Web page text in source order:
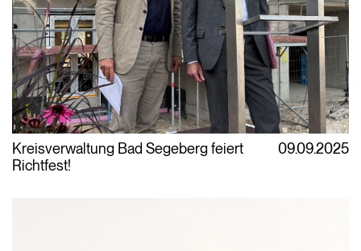
Kreisverwaltung Bad Segeberg feiert
Richtfest!
09.09.2025